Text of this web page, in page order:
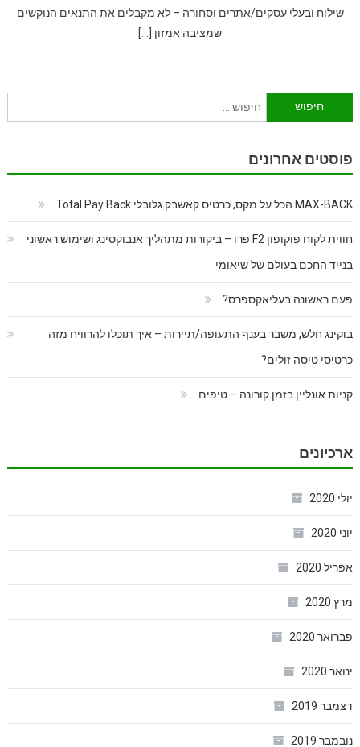
שילוח ובעלי עסקים/אתרים וסחורה – לא מקבלים את התנאים הנוקשים
שמציבה אמזון […]
חיפוש:
פוסטים אחרונים
MAX-BACK הכל על מקס, כרטיס קאשבק גלובלי Total Pay Back
חווית לקוח פוקופון F2 פרו – ביקורות מתהליך אנבוקסינג ושימוש ראשוני
בנייד החכם בעולם של שיאומי
פעם ראשונה בעליאקספרס?
בוקינג חלש, משבר בענף התעופה/תיירות – איך תוכלו להרוויח מזה
כרטיסי טיסה זולים?
קניות אונליין בזמן קורונה – טיפים
ארכיונים
יולי 2020
יוני 2020
אפריל 2020
מרץ 2020
פברואר 2020
ינואר 2020
דצמבר 2019
נובמבר 2019